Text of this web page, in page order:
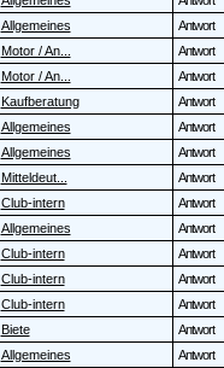
Allgemeines Antwort
Motor / An... Antwort
Motor / An... Antwort
Kaufberatung Antwort
Allgemeines Antwort
Allgemeines Antwort
Mitteldeut... Antwort
Club-intern Antwort
Allgemeines Antwort
Club-intern Antwort
Club-intern Antwort
Club-intern Antwort
Biete Antwort
Allgemeines Antwort